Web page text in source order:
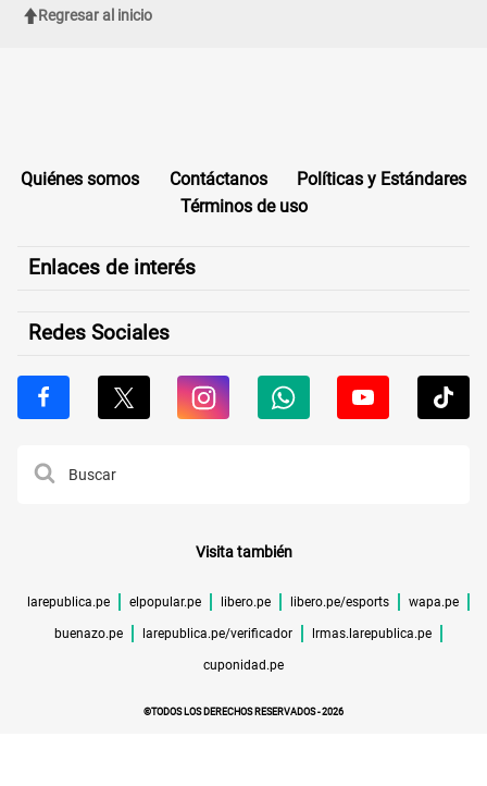
Regresar al inicio
Quiénes somos Contáctanos
Políticas y Estándares
Términos de uso
Enlaces de interés
Redes Sociales
Visita también
larepublica.pe elpopular.pe libero.pe libero.pe/esports wapa.pe
buenazo.pe larepublica.pe/verificador lrmas.larepublica.pe
cuponidad.pe
©TODOS LOS DERECHOS RESERVADOS -2026